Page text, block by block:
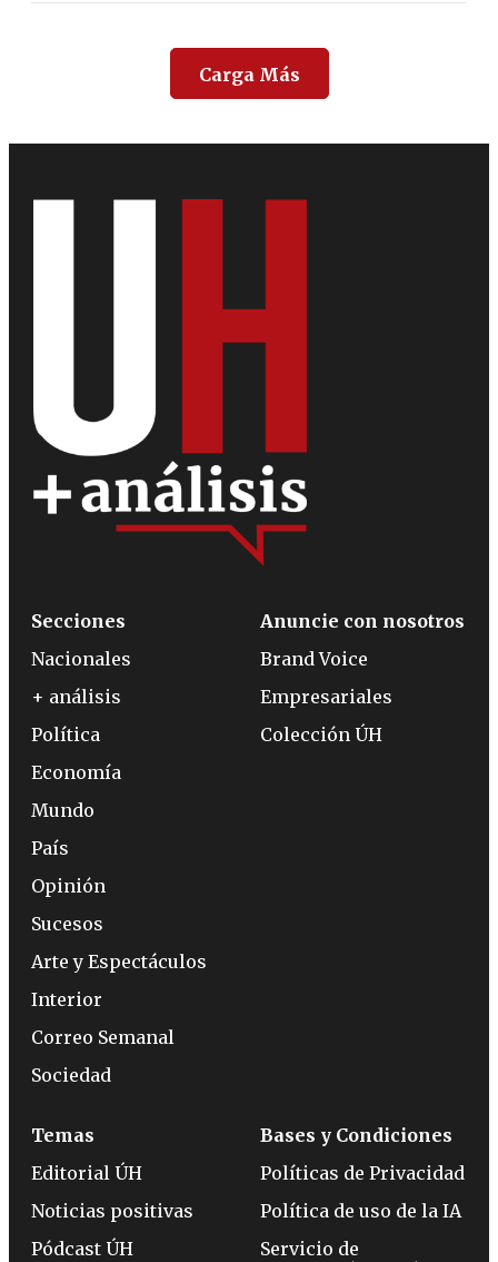
Carga Más
Secciones
Nacionales
+ análisis
Política
Economía
Mundo
País
Opinión
Sucesos
Arte y Espectáculos
Interior
Correo Semanal
Sociedad
Anuncie con nosotros
Brand Voice
Empresariales
Colección ÚH
Temas
Editorial ÚH
Noticias positivas
Pódcast ÚH
Bases y Condiciones
Políticas de Privacidad
Política de uso de la IA
Servicio de